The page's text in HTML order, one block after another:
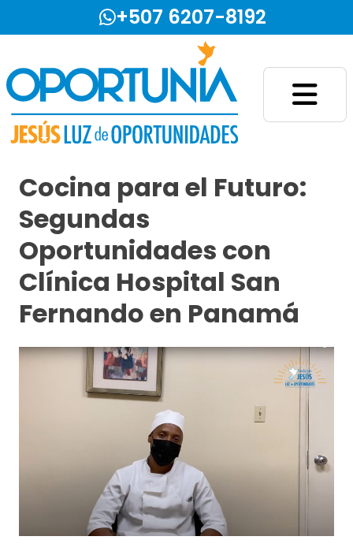
+507 6207-8192
Cocina para el Futuro:
Segundas
Oportunidades con
Clínica Hospital San
Fernando en Panamá